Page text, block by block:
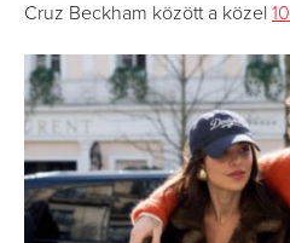
Cruz Beckham között a közel